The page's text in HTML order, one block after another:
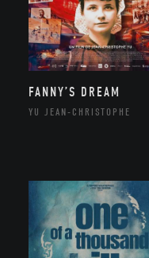
FANNY’S DREAM
YU JEAN-CHRISTOPHE